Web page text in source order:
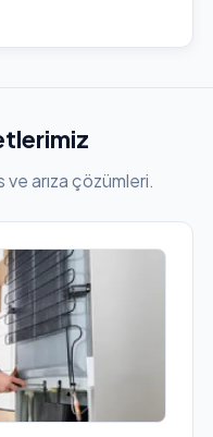
ve arıza çözümleri.